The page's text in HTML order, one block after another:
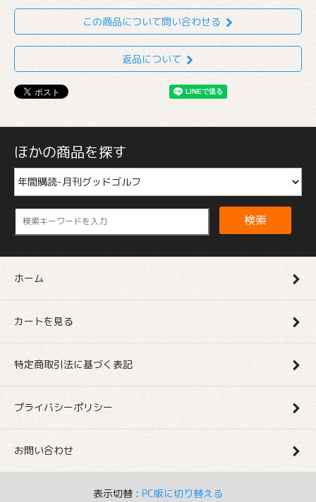
この商品について問い合わせる
返品について
ほかの商品を探す
検索
ホーム
カートを見る
特定商取引法に基づく表記
プライバシーポリシー
お問い合わせ
表示切替 : PC版に切り替える